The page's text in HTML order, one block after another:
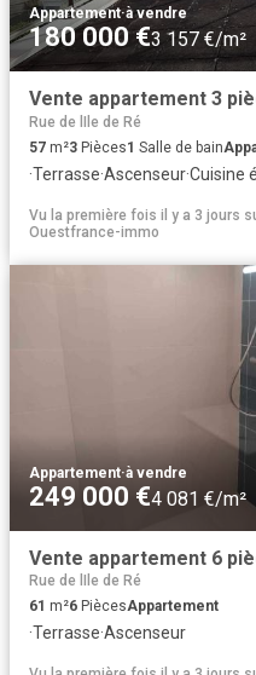
Appartement·à vendre
180 000 €3 157 €/m²
Rue de lIle de Ré
57 m²3 Pièces1 Salle de bain
·Terrasse·Ascenseur·Cuisine
Vu la première fois il y a 3 jours
Ouestfrance-immo
Appartement·à vendre
249 000 €4 081 €/m²
Vente appartement 6
Rue de lIle de Ré
61 m²6 PiècesAppartement
·Terrasse·Ascenseur